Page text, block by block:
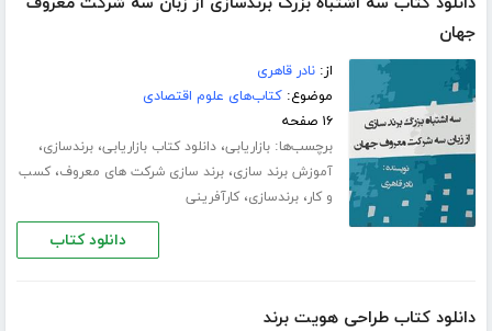
جهان
از:نادر قاهری
موضوع:کتاب‌های علوم اقتصادی
۱۶ صفحه
برچسب‌ها:بازاریابی،دانلود کتاب بازاریابی،برندسازی،
آموزش برند سازی،برند سازی شرکت های معروف،کسب
و کار،برندسازی،کارآفرینی
دانلود کتاب
دانلود کتاب طراحی هویت برند